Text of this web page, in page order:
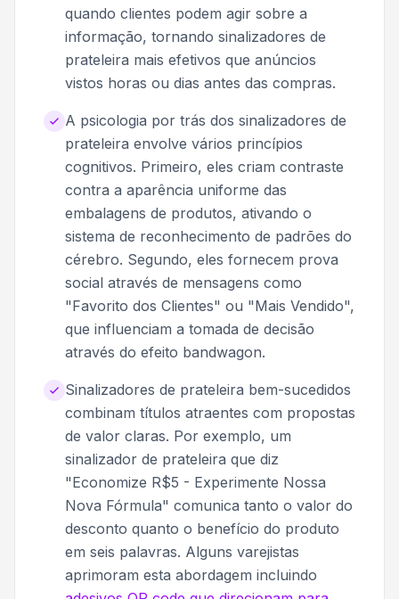
quando clientes podem agir sobre a
informação, tornando sinalizadores de
prateleira mais efetivos que anúncios
vistos horas ou dias antes das compras.
A psicologia por trás dos sinalizadores de
prateleira envolve vários princípios
cognitivos. Primeiro, eles criam contraste
contra a aparência uniforme das
embalagens de produtos, ativando o
sistema de reconhecimento de padrões do
cérebro. Segundo, eles fornecem prova
social através de mensagens como
"Favorito dos Clientes" ou "Mais Vendido",
que influenciam a tomada de decisão
através do efeito bandwagon.
Sinalizadores de prateleira bem-sucedidos
combinam títulos atraentes com propostas
de valor claras. Por exemplo, um
sinalizador de prateleira que diz
"Economize R$5 - Experimente Nossa
Nova Fórmula" comunica tanto o valor do
desconto quanto o benefício do produto
em seis palavras. Alguns varejistas
aprimoram esta abordagem incluindo